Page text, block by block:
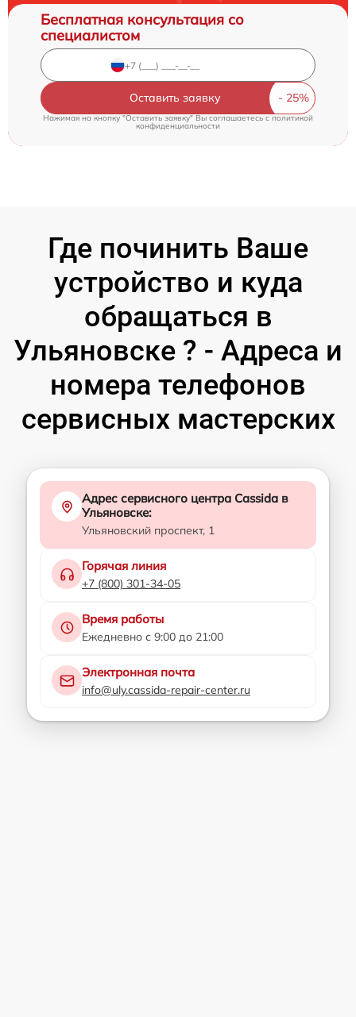
Бесплатная консультация со
специалистом
Оставить заявку
Нажимая на кнопку "Оставить заявку" Вы соглашаетесь cполитикой
конфиденциальности
Где починить Ваше
устройство и куда
обращаться в
Ульяновске ? - Адреса и
номера телефонов
сервисных мастерских
Адрес сервисного центра Cassida в
Ульяновске:
Ульяновский проспект, 1
Горячая линия
+7 (800) 301-34-05
Время работы
Ежедневно с 9:00 до 21:00
Электронная почта
info@uly.cassida-repair-center.ru